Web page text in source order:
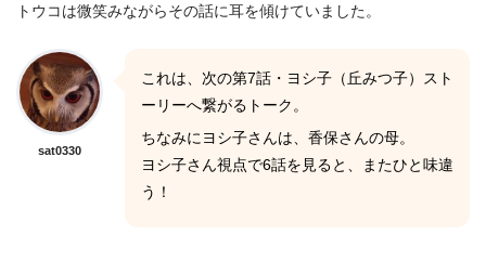
トウコは微笑みながらその話に耳を傾けていました。
sat0330
これは、次の第7話・ヨシ子（丘みつ子）スト
ーリーへ繋がるトーク。
ちなみにヨシ子さんは、香保さんの母。
ヨシ子さん視点で6話を見ると、またひと味違
う！